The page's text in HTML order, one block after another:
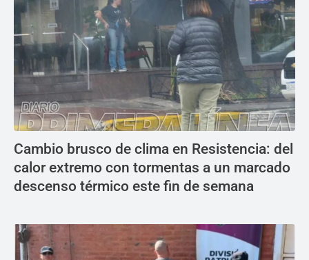
Cambio brusco de clima en Resistencia: del
calor extremo con tormentas a un marcado
descenso térmico este fin de semana